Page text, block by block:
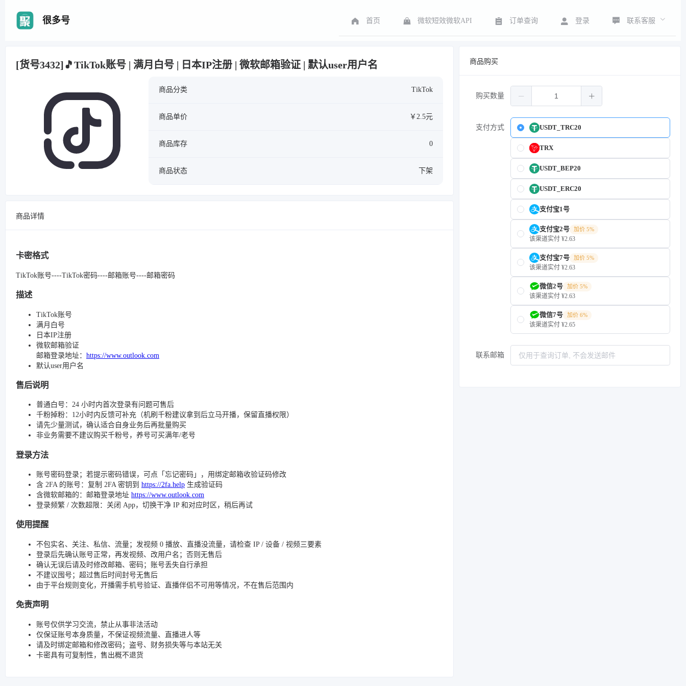
很多号 首页 微软短效微软API 订单查询 登录 联系客服
[货号3432]🎵TikTok账号 | 满月白号 | 日本IP注册 | 微软邮箱验证 | 默认user用户名
商品分类 TikTok
商品单价 ￥2.5元
商品库存 0
商品状态 下架
商品详情
卡密格式
TikTok账号----TikTok密码----邮箱账号----邮箱密码
描述
TikTok账号
满月白号
日本IP注册
微软邮箱验证
邮箱登录地址： https://www.outlook.com
默认user用户名
售后说明
普通白号：24 小时内首次登录有问题可售后
千粉掉粉：12小时内反馈可补充（机刷千粉建议拿到后立马开播，保留直播权限）
请先少量测试，确认适合自身业务后再批量购买
非业务需要不建议购买千粉号，养号可买满年/老号
登录方法
账号密码登录；若提示密码错误，可点「忘记密码」，用绑定邮箱收验证码修改
含 2FA 的账号：复制 2FA 密钥到 https://2fa.help 生成验证码
含微软邮箱的：邮箱登录地址 https://www.outlook.com
登录频繁 / 次数超限：关闭 App，切换干净 IP 和对应时区，稍后再试
使用提醒
不包实名、关注、私信、流量；发视频 0 播放、直播没流量，请检查 IP / 设备 / 视频三要素
登录后先确认账号正常，再发视频、改用户名；否则无售后
确认无误后请及时修改邮箱、密码；账号丢失自行承担
不建议囤号；超过售后时间封号无售后
由于平台规则变化，开播需手机号验证、直播伴侣不可用等情况，不在售后范围内
免责声明
账号仅供学习交流，禁止从事非法活动
仅保证账号本身质量，不保证视频流量、直播进人等
请及时绑定邮箱和修改密码；盗号、财务损失等与本站无关
卡密具有可复制性，售出概不退货
商品购买
购买数量
支付方式 USDT_TRC20
TRX
USDT_BEP20
USDT_ERC20
支付宝1号
支付宝2号 加价 5%
该渠道实付 ¥2.63
支付宝7号 加价 5%
该渠道实付 ¥2.63
微信2号 加价 5%
该渠道实付 ¥2.63
微信7号 加价 6%
该渠道实付 ¥2.65
联系邮箱